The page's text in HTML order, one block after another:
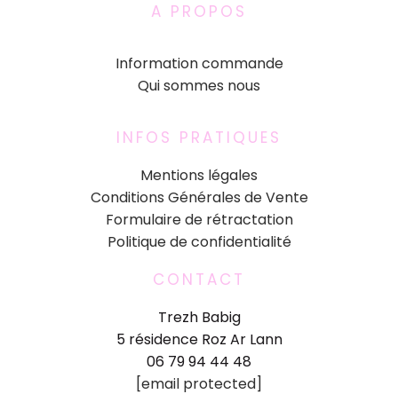
A PROPOS
Information commande
Qui sommes nous
INFOS PRATIQUES
Mentions légales
Conditions Générales de Vente
Formulaire de rétractation
Politique de confidentialité
CONTACT
Trezh Babig
5 résidence Roz Ar Lann
06 79 94 44 48
[email protected]